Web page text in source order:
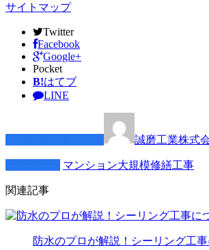
サイトマップ
Twitter
Facebook
Google+
Pocket
B!はてブ
LINE
誠磨工業株式
マンション大規模修繕工事
関連記事
防水のプロが解説！シーリング工